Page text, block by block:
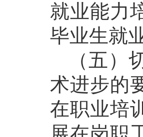
就业能力
毕业生就业
（五）
术进步的
在职业培